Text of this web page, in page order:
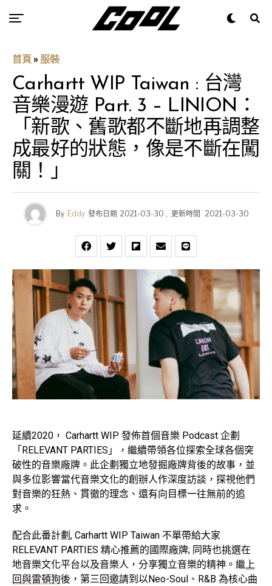
首頁 » 服裝
Carhartt WIP Taiwan : 台灣
音樂漫遊 Part. 3 – LINION：
「新歌、舊歌都不斷地再調整
成最好的狀態，像是不斷在闖
關！」
By Eddy 發布日期 2021-03-30 , 更新時間 2021-03-30
延續2020， Carhartt WIP 發佈首個音樂 Podcast 企劃
「RELEVANT PARTIES」，繼續帶領各位探索全球各個突
破性的音樂廠牌。此企劃獨立地發掘廠牌背後的故事，並
與多位影響當代音樂文化的創辦人作深度訪談，探視他們
對音樂的狂熱、貫徹的理念、還有向目標一往無前的追
求。
配合此番計劃, Carhartt WIP Taiwan 不單帶給大家
RELEVANT PARTIES 精心推薦的國際廠牌; 同時也挑選在
地音樂文化平台以及音樂人，分享獨立音樂的精神。繼 上
回與雷頓狗後，第三回邀請到以Neo-Soul、R&B 為核心曲